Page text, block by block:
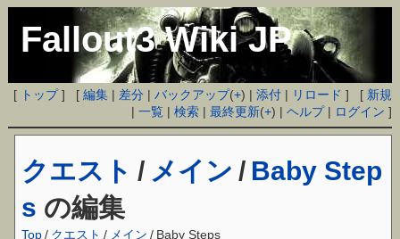
Fallout3 Wiki JP
[ トップ] [編集 | 差分 |バックアップ(+) |添付 | リロード ] [ 新規
|一覧 |検索 |最終更新(+) |ヘルプ| ログイン ]
クエスト / メイン / Baby Step
s の編集
Top / クエスト / メイン / Baby Steps